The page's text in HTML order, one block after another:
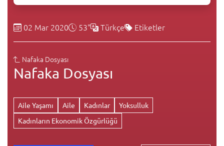
02 Mar 2020 53" Türkçe Etiketler
Nafaka Dosyası
Nafaka Dosyası
Aile Yaşamı Aile Kadınlar
Yoksulluk
Kadınların Ekonomik Özgürlüğü